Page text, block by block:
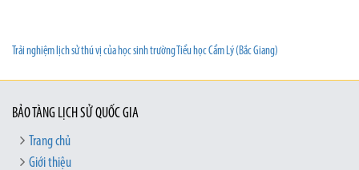
Trải nghiệm lịch sử thú vị của học sinh trường Tiểu học Cẩm Lý (Bắc Giang)
BẢO TÀNG LỊCH SỬ QUỐC GIA
Trang chủ
Giới thiệu